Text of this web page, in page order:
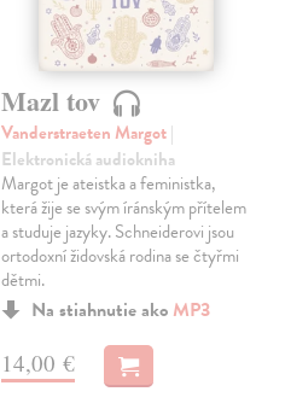
Mazl tov
Vanderstraeten Margot|
Elektronická audiokniha
Margot je ateistka a feministka,
která žije se svým íránským přítelem
a studuje jazyky. Schneiderovi jsou
ortodoxní židovská rodina se čtyřmi
dětmi.
Na stiahnutie ako MP3
14,00 €